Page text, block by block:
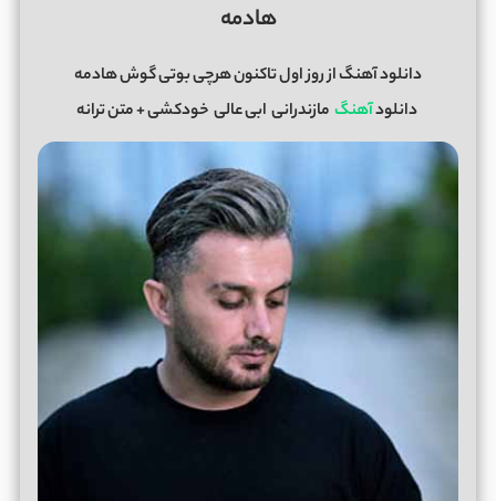
هادمه
دانلود آهنگ از روز اول تاکنون هرچی بوتی گوش هادمه
دانلودآهنگ مازندرانی ابی عالی خودکشی+ متن ترانه